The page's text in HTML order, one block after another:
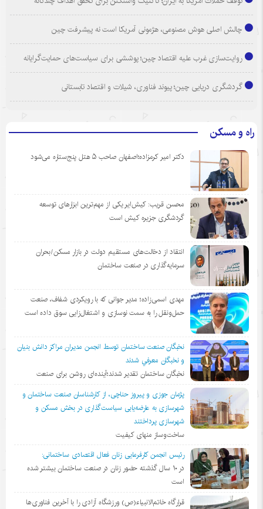
چالش اصلی هوش مصنوعی، هژمونی آمریکا است نه پیشرفت چین
روایت‌سازی غرب علیه اقتصاد چین؛ پوششی برای سیاست‌های حمایت‌گرایانه
گردشگری دریایی چین؛ پیوند فناوری، شیلات و اقتصاد تابستانی
راه و مسکن
دکتر امیر کرمزاده؛اصفهان صاحب ۵ هتل پنج‌ستاره می‌شود
محسن قریب: کیش‌ایر یکی از مهم‌ترین ابزارهای توسعه
گردشگری جزیره کیش است
انتقاد از دخالت‌های مستقیم دولت در بازار مسکن/بحران
سرمایه‌گذاری در صنعت ساختمان
مهدی اسمی‌زاده؛ مدیر جوانی که با رویکردی شفاف، صنعت
حمل‌ونقل را به سمت نوسازی و اشتغال‌زایی سوق داده است
نخبگان صنعت ساختمان توسط انجمن مديران مراكز دانش بنيان
و نخبگان معرفي شدند
نخبگان ساختمان تقدیر شدند؛آینده‌ای روشن برای صنعت
پژمان جوزی و پیروز حناچی، از کارشناسان صنعت ساختمان و
شهرسازی به عارضه‌یابی سیاست‌گذاری در بخش مسکن و
شهرسازی پرداختند
ساخت‌وساز منهای کیفیت
رئیس انجمن کارفرمایی زنان فعال اقتصادی ساختمانی:
در ١٠ سال گذشته حضور زنان در صنعت ساختمان بیشتر شده
است
قرارگاه خاتم‌الانبیاء(ص) ورزشگاه آزادی را با آخرین فناوری‌ها